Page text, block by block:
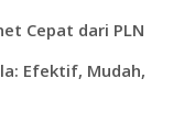
Cepat dari PLN
Efektif, Mudah,